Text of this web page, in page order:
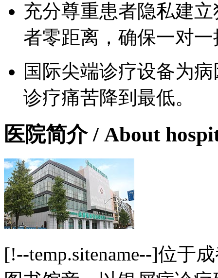
充分尊重患者隐私建
者零距离，确保一对
国际尖端诊疗设备为
诊疗痛苦降到最低。
医院简介 / About
[!--temp.sitename--]位于